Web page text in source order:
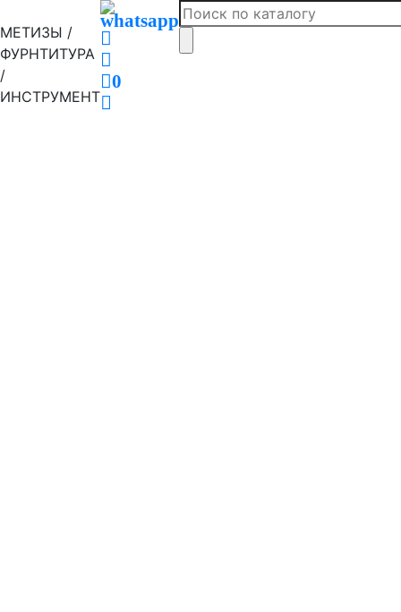
МЕТИЗЫ /
ФУРНТИТУРА
/
ИНСТРУМЕНТ
0